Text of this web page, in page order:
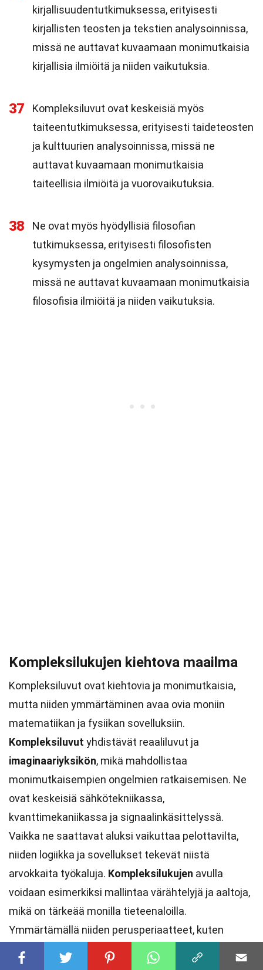
kirjallisuudentutkimuksessa, erityisesti
kirjallisten teosten ja tekstien analysoinnissa,
missä ne auttavat kuvaamaan monimutkaisia
kirjallisia ilmiöitä ja niiden vaikutuksia.
37
Kompleksiluvut ovat keskeisiä myös
taiteentutkimuksessa, erityisesti taideteosten
ja kulttuurien analysoinnissa, missä ne
auttavat kuvaamaan monimutkaisia
taiteellisia ilmiöitä ja vuorovaikutuksia.
38
Ne ovat myös hyödyllisiä filosofian
tutkimuksessa, erityisesti filosofisten
kysymysten ja ongelmien analysoinnissa,
missä ne auttavat kuvaamaan monimutkaisia
filosofisia ilmiöitä ja niiden vaikutuksia.
Kompleksilukujen kiehtova maailma
Kompleksiluvut ovat kiehtovia ja monimutkaisia,
mutta niiden ymmärtäminen avaa ovia moniin
matematiikan ja fysiikan sovelluksiin.
Kompleksiluvut yhdistävät reaaliluvut ja
imaginaariyksikön, mikä mahdollistaa
monimutkaisempien ongelmien ratkaisemisen. Ne
ovat keskeisiä sähkötekniikassa,
kvanttimekaniikassa ja signaalinkäsittelyssä.
Vaikka ne saattavat aluksi vaikuttaa pelottavilta,
niiden logiikka ja sovellukset tekevät niistä
arvokkaita työkaluja. Kompleksilukujen avulla
voidaan esimerkiksi mallintaa värähtelyjä ja aaltoja,
mikä on tärkeää monilla tieteenaloilla.
Ymmärtämällä niiden perusperiaatteet, kuten
kompleksikonjugaatit
moduulit
matemaattista ajatteluaan. Lopulta, kompleksiluvut